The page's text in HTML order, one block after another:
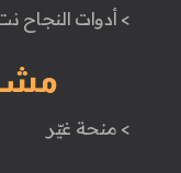
> أدوات النجاح
> منحة غيّر